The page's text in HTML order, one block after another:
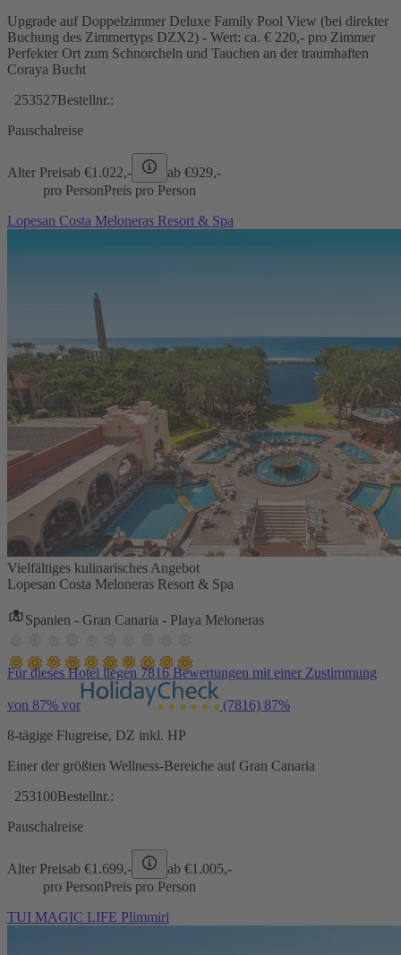
Upgrade auf Doppelzimmer Deluxe Family Pool View (bei direkter
Buchung des Zimmertyps DZX2) - Wert: ca. € 220,- pro Zimmer
Perfekter Ort zum Schnorcheln und Tauchen an der traumhaften
Coraya Bucht
253527Bestellnr.:
Pauschalreise
Alter Preisab €1.022,- ab €929,-
pro PersonPreis pro Person
Lopesan Costa Meloneras Resort & Spa
Vielfältiges kulinarisches Angebot
Lopesan Costa Meloneras Resort & Spa
Spanien - Gran Canaria - Playa Meloneras
Für dieses Hotel liegen 7816 Bewertungen mit einer Zustimmung
von 87% vor (7816) 87%
8-tägige Flugreise, DZ inkl. HP
Einer der größten Wellness-Bereiche auf Gran Canaria
253100Bestellnr.:
Pauschalreise
Alter Preisab €1.699,- ab €1.005,-
pro PersonPreis pro Person
TUI MAGIC LIFE Plimmiri